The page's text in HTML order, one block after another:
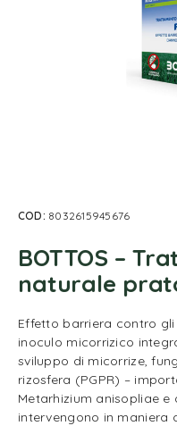
COD: 8032615945676
BOTTOS –
naturale
Effetto barriera contro
inoculo micorrizico
sviluppo di micorrize,
rizosfera (PGPR) –
Metarhizium anisopliae
intervengono in maniera